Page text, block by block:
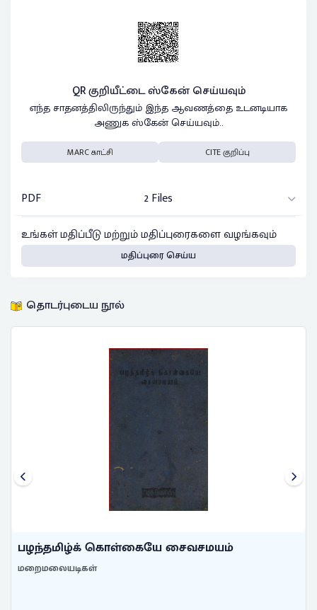
QR குறியீட்டை ஸ்கேன் செய்யவும்
எந்த சாதனத்திலிருந்தும் இந்த ஆவணத்தை உடனடியாக
அணுக ஸ்கேன் செய்யவும்..
MARC காட்சி CITE குறிப்பு
PDF
2 Files
உங்கள் மதிப்பீடு மற்றும் மதிப்புரைகளை வழங்கவும்
மதிப்புரை செய்ய
தொடர்புடைய நூல்
பழந்தமிழ்க் கொள்கையே சைவசமயம்
மறைமலையடிகள்